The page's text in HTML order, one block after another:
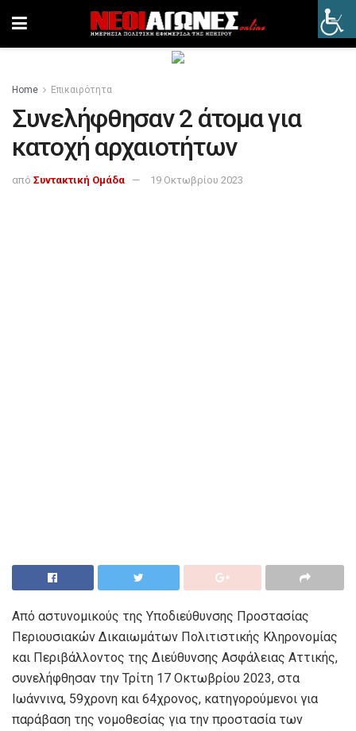
Home Επικαιρότητα
Συνελήφθησαν 2 άτομα για
κατοχή αρχαιοτήτων
από Συντακτική Ομάδα 19 Οκτωβρίου 2023
Από αστυνομικούς της Υποδιεύθυνσης Προστασίας
Περιουσιακών Δικαιωμάτων Πολιτιστικής Κληρονομίας
και Περιβάλλοντος της Διεύθυνσης Ασφάλειας Αττικής,
συνελήφθησαν την Τρίτη 17 Οκτωβρίου 2023, στα
Ιωάννινα, 59χρονη και 64χρονος, κατηγορούμενοι για
παράβαση της νομοθεσίας για την προστασία των